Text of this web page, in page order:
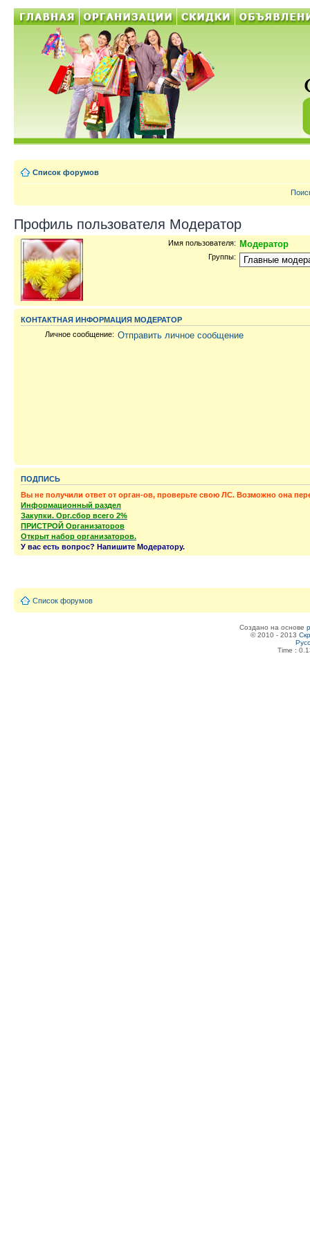
Список форумов
Профиль пользователя Модератор
Имя пользователя: Модератор
Группы:
КОНТАКТНАЯ ИНФОРМАЦИЯ МОДЕРАТОР
Личное сообщение: Отправить личное сообщение
ПОДПИСЬ
Вы не получили ответ от орган-ов, проверьте свою ЛС. Возможно она
Информационный раздел
Закупки. Орг.сбор всего 2%
ПРИСТРОЙ Организаторов
Открыт набор организаторов.
У вас есть вопрос? Напишите Модератору.
Список форумов
Создано на основе
© 2010 - 2013
Time :